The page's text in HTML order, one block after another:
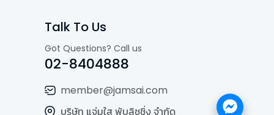
Talk To Us
Got Questions? Call us
02-8404888
member@jamsai.com
บริษัท แจ่มใส พับลิชชิ่ง จำกัด